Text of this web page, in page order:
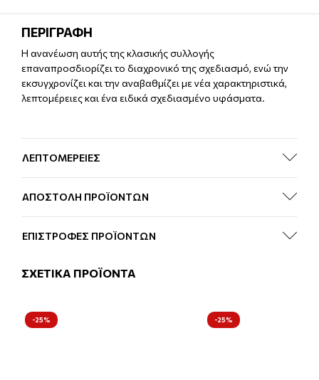
ΠΕΡΙΓΡΑΦΗ
Η ανανέωση αυτής της κλασικής συλλογής
επαναπροσδιορίζει το διαχρονικό της σχεδιασμό, ενώ την
εκσυγχρονίζει και την αναβαθμίζει με νέα χαρακτηριστικά,
λεπτομέρειες και ένα ειδικά σχεδιασμένο υφάσματα.
ΛΕΠΤΟΜΕΡΕΙΕΣ
ΑΠΟΣΤΟΛΗ ΠΡΟΪΟΝΤΩΝ
ΕΠΙΣΤΡΟΦΕΣ ΠΡΟΪΟΝΤΩΝ
ΣΧΕΤΙΚΑ ΠΡΟΪΟΝΤΑ
-25% -25%